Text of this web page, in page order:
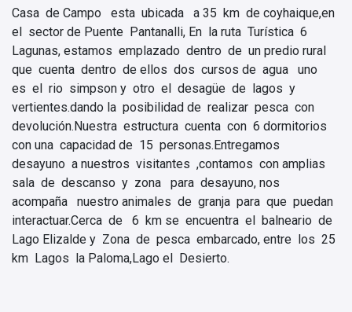
Casa de Campo esta ubicada a 35 km de coyhaique,en
el sector de Puente Pantanalli, En la ruta Turística 6
Lagunas, estamos emplazado dentro de un predio rural
que cuenta dentro de ellos dos cursos de agua uno
es el rio simpson y otro el desagüe de lagos y
vertientes.dando la posibilidad de realizar pesca con
devolución.Nuestra estructura cuenta con 6 dormitorios
con una capacidad de 15 personas.Entregamos
desayuno a nuestros visitantes ,contamos con amplias
sala de descanso y zona para desayuno, nos
acompaña nuestro animales de granja para que puedan
interactuar.Cerca de 6 km se encuentra el balneario de
Lago Elizalde y Zona de pesca embarcado, entre los 25
km Lagos la Paloma,Lago el Desierto.